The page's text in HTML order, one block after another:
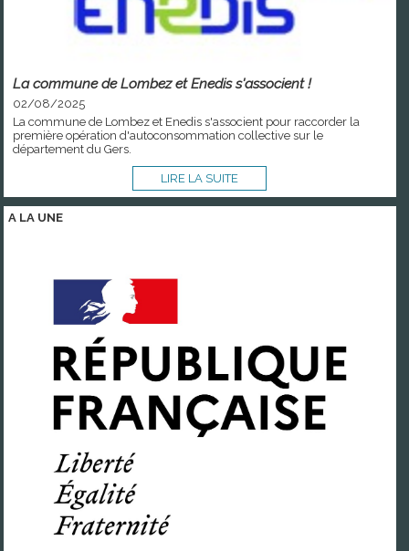
La commune de Lombez et Enedis s'associent !
02/08/2025
La commune de Lombez et Enedis s'associent pour raccorder la
première opération d'autoconsommation collective sur le
département du Gers.
LIRE LA SUITE
A LA UNE